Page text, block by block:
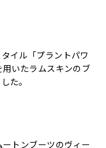
イル「プラントパワ
いたラムスキンのブ
た。
トンブーツのヴィー